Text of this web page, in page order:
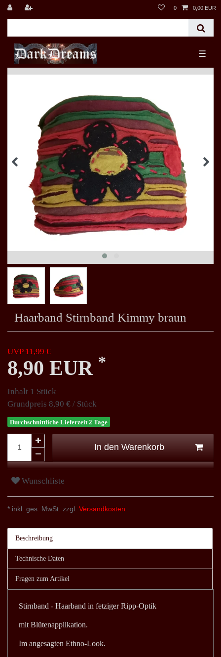
0 0,00 EUR
☰
Haarband Stirnband Kimmy braun
UVP 11,99 €
8,90 EUR *
Inhalt 1 Stück
Grundpreis 8,90 € / Stück
Durchschnittliche Lieferzeit 2 Tage
In den Warenkorb
Wunschliste
* inkl. ges. MwSt. zzgl. Versandkosten
Beschreibung
Technische Daten
Fragen zum Artikel
Stirnband - Haarband in fetziger Ripp-Optik
mit Blütenapplikation.
Im angesagten Ethno-Look.